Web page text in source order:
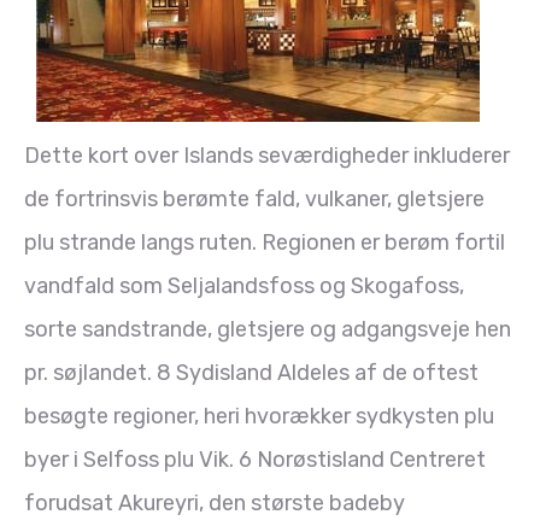
Dette kort over Islands seværdigheder inkluderer
de fortrinsvis berømte fald, vulkaner, gletsjere
plu strande langs ruten. Regionen er berøm fortil
vandfald som Seljalandsfoss og Skogafoss,
sorte sandstrande, gletsjere og adgangsveje hen
pr. søjlandet. 8 Sydisland Aldeles af de oftest
besøgte regioner, heri hvorækker sydkysten plu
byer i Selfoss plu Vik. 6 Norøstisland Centreret
forudsat Akureyri, den største badeby